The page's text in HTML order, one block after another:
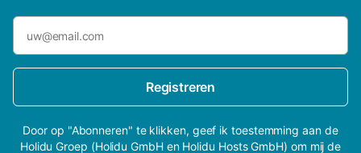
Registreren
Door op "Abonneren" te klikken, geef ik toestemming aan de
Holidu Groep (Holidu GmbH en Holidu Hosts GmbH) om mij de